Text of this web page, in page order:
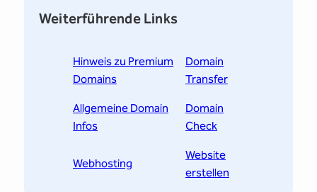
Weiterführende Links
Hinweis zu Premium
Domains
Domain
Transfer
Allgemeine Domain
Infos
Domain
Check
Webhosting
Website
erstellen